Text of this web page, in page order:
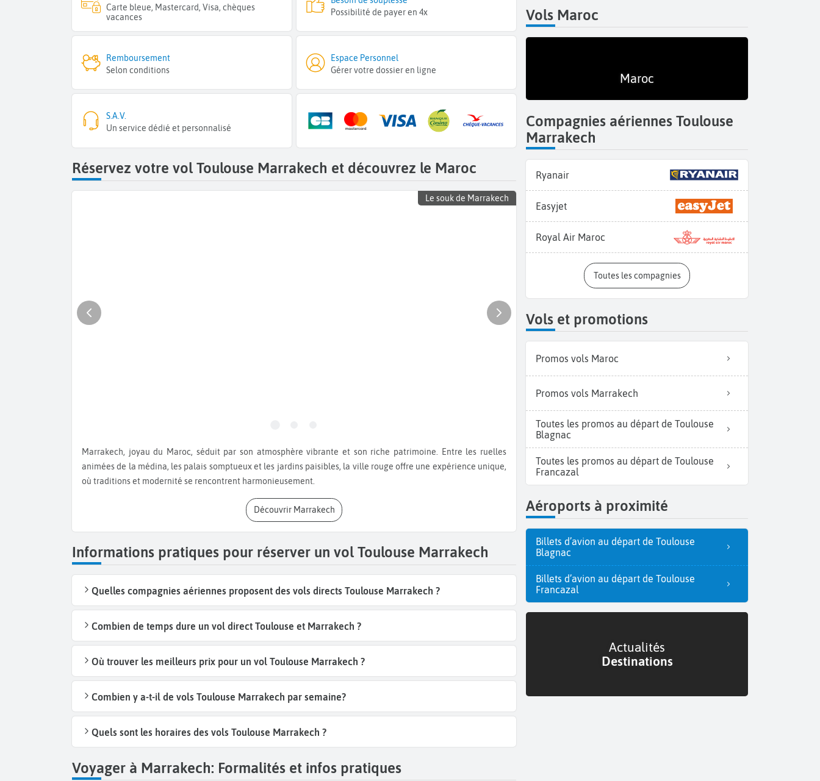
Carte bleue, Mastercard, Visa, chèques
vacances
Possibilité de payer en 4x
Remboursement
Selon conditions
Espace Personnel
Gérer votre dossier en ligne
S.A.V.
Un service dédié et personnalisé
Réservez votre vol Toulouse Marrakech et découvrez le Maroc
Le souk de Marrakech
Marrakech, joyau du Maroc, séduit par son atmosphère vibrante et son riche patrimoine. Entre les ruelles
animées de la médina, les palais somptueux et les jardins paisibles, la ville rouge offre une expérience unique,
où traditions et modernité se rencontrent harmonieusement.
Découvrir Marrakech
Informations pratiques pour réserver un vol Toulouse Marrakech
Quelles compagnies aériennes proposent des vols directs Toulouse Marrakech ?
Combien de temps dure un vol direct Toulouse et Marrakech ?
Où trouver les meilleurs prix pour un vol Toulouse Marrakech ?
Combien y a-t-il de vols Toulouse Marrakech par semaine?
Quels sont les horaires des vols Toulouse Marrakech ?
Voyager à Marrakech: Formalités et infos pratiques
Vols Maroc
Maroc
Compagnies aériennes Toulouse
Marrakech
Ryanair
Easyjet
Royal Air Maroc
Toutes les compagnies
Vols et promotions
Promos vols Maroc
Promos vols Marrakech
Toutes les promos au départ de Toulouse
Blagnac
Toutes les promos au départ de Toulouse
Francazal
Aéroports à proximité
Billets d’avion au départ de Toulouse
Blagnac
Billets d’avion au départ de Toulouse
Francazal
Actualités
Destinations